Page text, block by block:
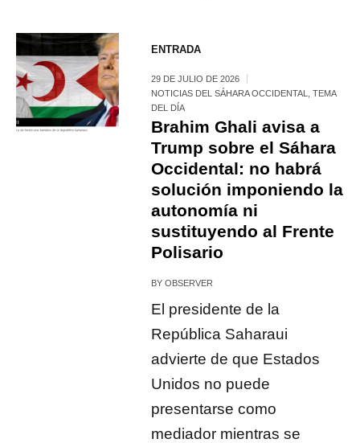
ENTRADA
29 DE JULIO DE 2026
NOTICIAS DEL SÁHARA OCCIDENTAL
,TEMA
DEL DÍA
Brahim Ghali avisa a
Trump sobre el Sáhara
Occidental: no habrá
solución imponiendo la
autonomía ni
sustituyendo al Frente
Polisario
BYOBSERVER
El presidente de la
República Saharaui
advierte de que Estados
Unidos no puede
presentarse como
mediador mientras se